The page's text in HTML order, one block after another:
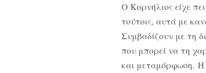
Ο Κορνήλιος είχε
τούτοις, αυτά με
Συμβαδίζουν με τη
που μπορεί να τη
και μεταμόρφωση. Η